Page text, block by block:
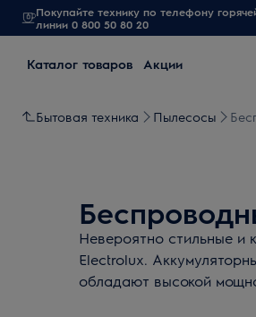
Покупайте технику по телефону
линии 0 800 50 80 20
Каталог товаров Акции
Бытовая техника Пылесосы
Невероятно стильные и
Electrolux.
обладают высокой